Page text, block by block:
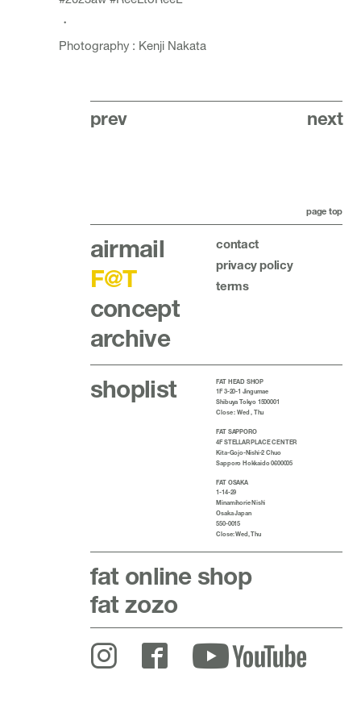
・
Photography : Kenji Nakata
prev next
airmail
F@T
concept
archive
contact
privacy policy
terms
page top
shoplist
FAT HEAD SHOP
1F 3-20-1 Jingumae
Shibuya Tokyo 1500001
Close : Wed , Thu
FAT SAPPORO
4F STELLAR PLACE CENTER
Kita-Gojo-Nishi-2 Chuo
Sapporo Hokkaido 0600005
FAT OSAKA
1-14-29
Minamihorie Nishi
Osaka Japan
550-0015
Close: Wed, Thu
fat online shop
fat zozo